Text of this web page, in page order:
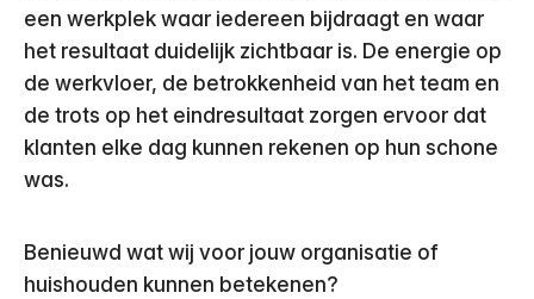
een werkplek waar iedereen bijdraagt en waar
het resultaat duidelijk zichtbaar is. De energie op
de werkvloer, de betrokkenheid van het team en
de trots op het eindresultaat zorgen ervoor dat
klanten elke dag kunnen rekenen op hun schone
was.
Benieuwd wat wij voor jouw organisatie of
huishouden kunnen betekenen?